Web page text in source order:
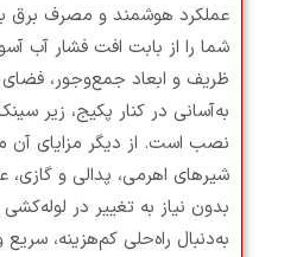
عملکرد هوشمند و مصرف برق
شما را از بابت افت فشار آب
ظریف و ابعاد جمع‌وجور،
به‌آسانی در کنار پکیج، زیر
نصب است. از دیگر مزایای آن
شیرهای اهرمی، پدالی و
بدون نیاز به تغییر در
به‌دنبال راه‌حلی کم‌هزینه،